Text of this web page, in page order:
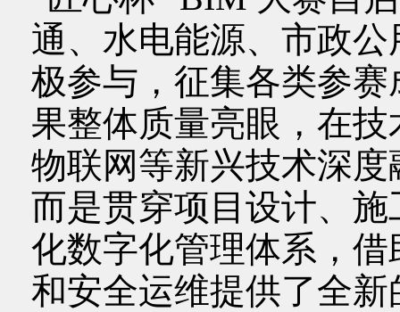
通、水电能源、市政
极参与，征集各类参赛
果整体质量亮眼，在
物联网等新兴技术深
而是贯穿项目设计、
化数字化管理体系，
和安全运维提供了全